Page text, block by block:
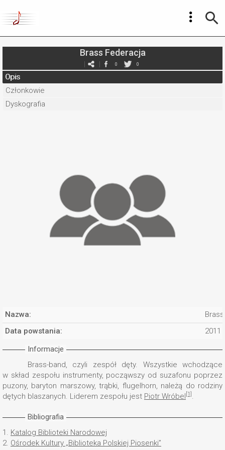
Brass Federacja
0 0
Opis
Członkowie
Dyskografia
Nazwa:
Data powstania:
2011
Informacje
Brass-band, czyli zespół dęty. Wszystkie wchodzące
w skład zespołu instrumenty, począwszy od suzafonu poprzez
puzony, baryton marszowy, trąbki, flugelhorn, należą do rodziny
dętych blaszanych. Liderem zespołu jest Piotr Wróbel [1] .
Bibliografia
1. Katalog Biblioteki Narodowej
2. Ośrodek Kultury „Biblioteka Polskiej Piosenki”